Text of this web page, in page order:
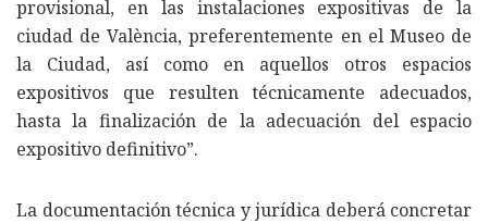
provisional, en las instalaciones expositivas de la
ciudad de València, preferentemente en el Museo de
la Ciudad, así como en aquellos otros espacios
expositivos que resulten técnicamente adecuados,
hasta la finalización de la adecuación del espacio
expositivo definitivo”.
La documentación técnica y jurídica deberá concretar